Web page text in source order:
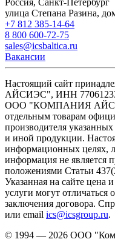
улица Степана Разина,
+7 812 385-14-64
8 800 600-72-75
sales@icsbaltica.ru
Вакансии
Настоящий сайт
АЙСИЭС", ИНН
ООО "КОМПАНИЯ
отдельным товарам
производителя
и иной продукции.
информационных целях,
информация не является
положениями Статьи
Указанная на сайте цена
услуги могут
заключения договора.
или email ics@icsgroup.ru.
© 1994 — 2026 ООО